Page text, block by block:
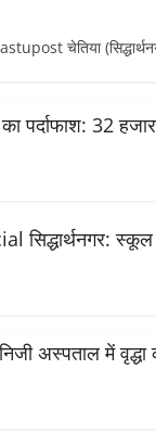
चेतिया
का पर्दाफाश: 32
स्कूल
अस्पताल में